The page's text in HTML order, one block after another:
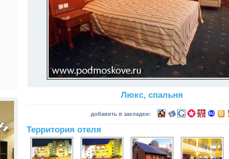
Люкс, спальня
добавить в закладки:
Территория отеля